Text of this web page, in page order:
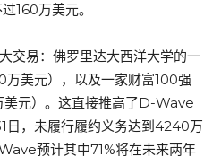
160万美元。
交易：佛罗里达大西洋大学的一
美元），以及一家财富100强
元）。这直接推高了D-Wave
日，未履行履约义务达到4240万
预计其中71%将在未来两年